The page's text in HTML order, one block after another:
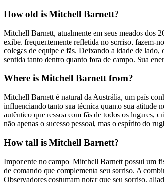
How old is Mitchell Barnett?
Mitchell Barnett, atualmente em seus meados dos
exibe, frequentemente refletida no sorriso, fazem-
colegas de equipe e fãs. Deixando a idade de
sentida tanto dentro quanto fora de campo. Sua
Where is Mitchell Barnett from?
Mitchell Barnett é natural da Austrália, um país
influenciando tanto sua técnica quanto sua atitude
autêntico que ressoa com fãs de todos os lugares,
não apenas o sucesso pessoal, mas o espírito do
How tall is Mitchell Barnett?
Imponente no campo, Mitchell Barnett possui um
de comando que complementa seu sorriso. A
Observadores costumam notar que seu sorriso,